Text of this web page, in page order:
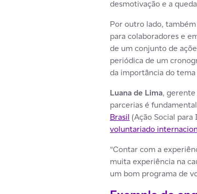
desmotivação e a
Por outro lado,
para colaboradores e
de um conjunto de
periódica de um
da importância do
Luana de Lima,
parcerias é
Brasil (Ação Social
voluntariado
“Contar com a
muita experiência na
um bom programa de